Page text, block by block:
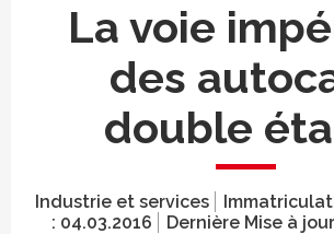
La voie
des
double
Industrie et services
: 04.03.2016 Dernière Mise à